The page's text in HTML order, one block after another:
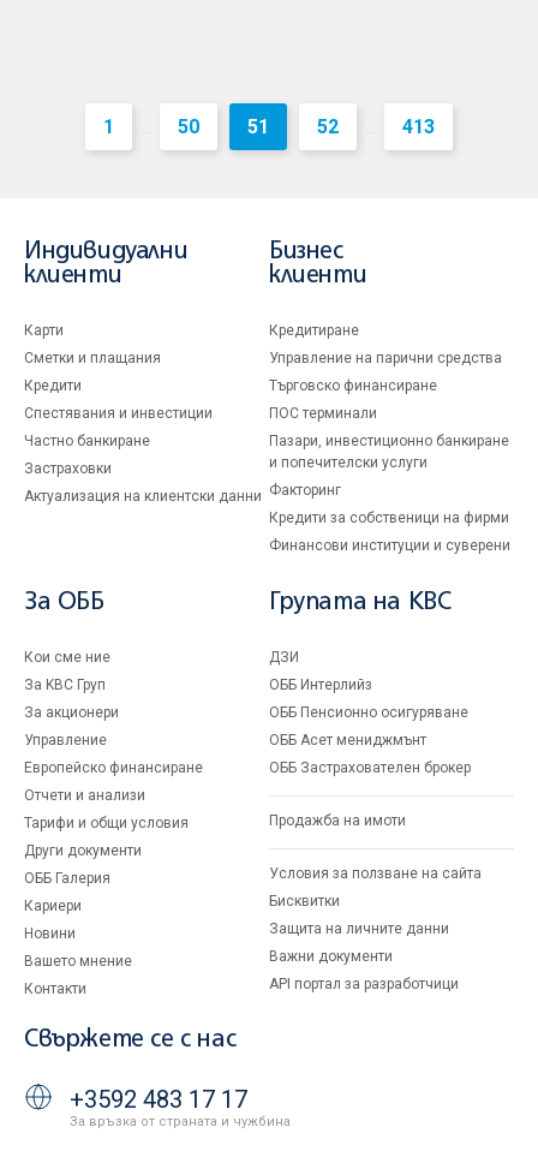
1 ... 50 51 52 ... 413
Индивидуални
клиенти
Карти
Сметки и плащания
Кредити
Спестявания и инвестиции
Частно банкиране
Застраховки
Актуализация на клиентски данни
Бизнес
клиенти
Кредитиране
Управление на парични средства
Търговско финансиране
ПОС терминали
Пазари, инвестиционно банкиране
и попечителски услуги
Факторинг
Кредити за собственици на фирми
Финансови институции и суверени
За ОББ
Кои сме ние
За KBC Груп
За акционери
Управление
Европейско финансиране
Отчети и анализи
Тарифи и общи условия
Други документи
ОББ Галерия
Кариери
Новини
Вашето мнение
Контакти
Групата на KBC
ДЗИ
ОББ Интерлийз
ОББ Пенсионно осигуряване
ОББ Асет мениджмънт
ОББ Застрахователен брокер
Продажба на имоти
Условия за ползване на сайта
Бисквитки
Защита на личните данни
Важни документи
API портал за разработчици
Свържете се с нас
+3592 483 17 17
За връзка от страната и чужбина